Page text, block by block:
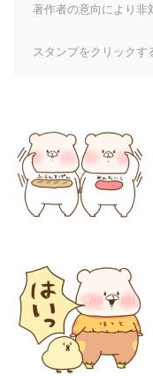
著作者の意向により非
スタンプをクリックす